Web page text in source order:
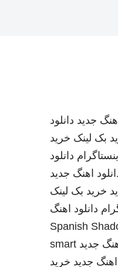
جدید دانلود
بک لینک خرید
دانلود
اهنگ جدید
خرید بک لینک
دانلود اهنگ
Spanish
جدید smart
اهنگ جدید خرید